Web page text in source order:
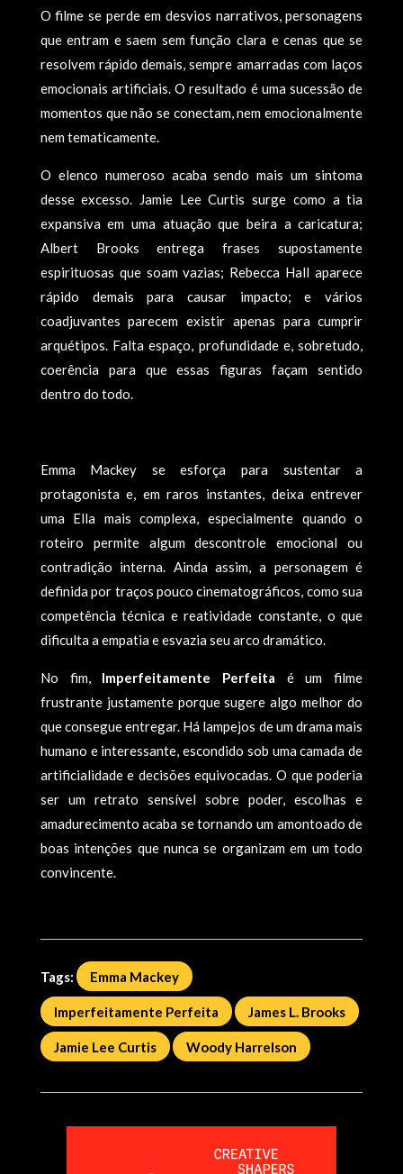
O filme se perde em desvios narrativos, personagens
que entram e saem sem função clara e cenas que se
resolvem rápido demais, sempre amarradas com laços
emocionais artificiais. O resultado é uma sucessão de
momentos que não se conectam, nem emocionalmente
nem tematicamente.
O elenco numeroso acaba sendo mais um sintoma
desse excesso. Jamie Lee Curtis surge como a tia
expansiva em uma atuação que beira a caricatura;
Albert Brooks entrega frases supostamente
espirituosas que soam vazias; Rebecca Hall aparece
rápido demais para causar impacto; e vários
coadjuvantes parecem existir apenas para cumprir
arquétipos. Falta espaço, profundidade e, sobretudo,
coerência para que essas figuras façam sentido
dentro do todo.
Emma Mackey se esforça para sustentar a
protagonista e, em raros instantes, deixa entrever
uma Ella mais complexa, especialmente quando o
roteiro permite algum descontrole emocional ou
contradição interna. Ainda assim, a personagem é
definida por traços pouco cinematográficos, como sua
competência técnica e reatividade constante, o que
dificulta a empatia e esvazia seu arco dramático.
No fim, Imperfeitamente Perfeita é um filme
frustrante justamente porque sugere algo melhor do
que consegue entregar. Há lampejos de um drama mais
humano e interessante, escondido sob uma camada de
artificialidade e decisões equivocadas. O que poderia
ser um retrato sensível sobre poder, escolhas e
amadurecimento acaba se tornando um amontoado de
boas intenções que nunca se organizam em um todo
convincente.
Tags: Emma Mackey
Imperfeitamente Perfeita James L. Brooks
Jamie Lee Curtis Woody Harrelson